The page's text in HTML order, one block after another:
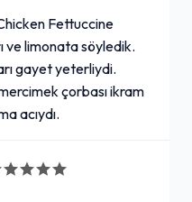
Fettuccine
ve limonata söyledik.
gayet yeterliydi.
çorbası ikram
acıydı.